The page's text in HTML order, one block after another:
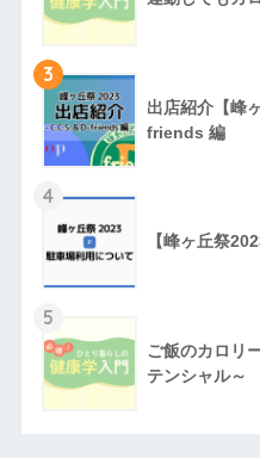
3
出店紹介【峰
friends 編
4
【峰ヶ丘祭
5
ご飯のカロリ
テンシャル～